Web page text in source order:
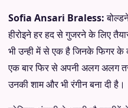
Sofia Ansari Braless:
हीरोइने हर हद से गुजरने के लिए
भी उन्ही में से एक है जिनके फिगर के
एक बार फिर से अपनी अलग अलग
उनकी शाम और भी रंगीन बना दी है।